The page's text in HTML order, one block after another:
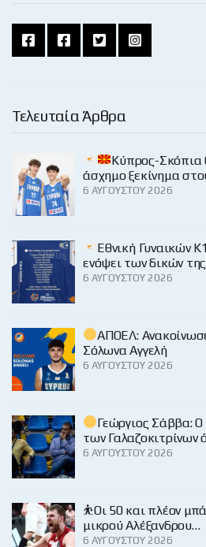
Τελευταία Άρθρα
Κύπρος-Σκόπια
άσχημο ξεκίνημα
6 ΑΥΓΟΎΣΤΟΥ 2026
Εθνική Γυναικών
ενόψει των δικών
6 ΑΥΓΟΎΣΤΟΥ 2026
ΑΠΟΕΛ:
Σόλωνα Αγγελή
6 ΑΥΓΟΎΣΤΟΥ 2026
Γεώργιος Σάββα:
των Γαλαζοκιτρίνων
6 ΑΥΓΟΎΣΤΟΥ 2026
⛹️Οι 50 και πλέον
μικρού Αλέξανδρου…
6 ΑΥΓΟΎΣΤΟΥ 2026